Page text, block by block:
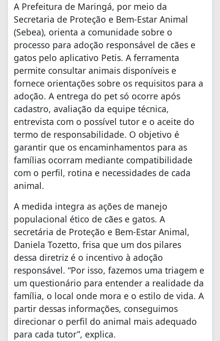
A Prefeitura de Maringá, por meio da
Secretaria de Proteção e Bem-Estar Animal
(Sebea), orienta a comunidade sobre o
processo para adoção responsável de cães e
gatos pelo aplicativo Petis. A ferramenta
permite consultar animais disponíveis e
fornece orientações sobre os requisitos para a
adoção. A entrega do pet só ocorre após
cadastro, avaliação da equipe técnica,
entrevista com o possível tutor e o aceite do
termo de responsabilidade. O objetivo é
garantir que os encaminhamentos para as
famílias ocorram mediante compatibilidade
com o perfil, rotina e necessidades de cada
animal.
A medida integra as ações de manejo
populacional ético de cães e gatos. A
secretária de Proteção e Bem-Estar Animal,
Daniela Tozetto, frisa que um dos pilares
dessa diretriz é o incentivo à adoção
responsável. “Por isso, fazemos uma triagem e
um questionário para entender a realidade da
família, o local onde mora e o estilo de vida. A
partir dessas informações, conseguimos
direcionar o perfil do animal mais adequado
para cada tutor”, explica.